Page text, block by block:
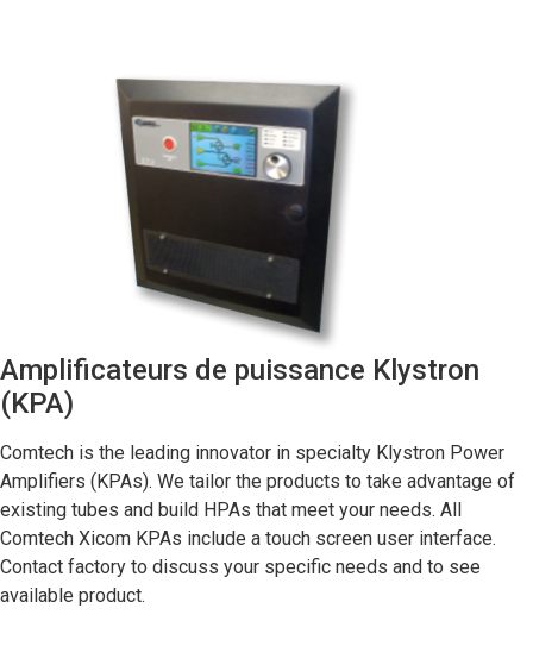
Amplificateurs de puissance Klystron
(KPA)
Comtech is the leading innovator in specialty Klystron Power
Amplifiers (KPAs). We tailor the products to take advantage of
existing tubes and build HPAs that meet your needs. All
Comtech Xicom KPAs include a touch screen user interface.
Contact factory to discuss your specific needs and to see
available product.